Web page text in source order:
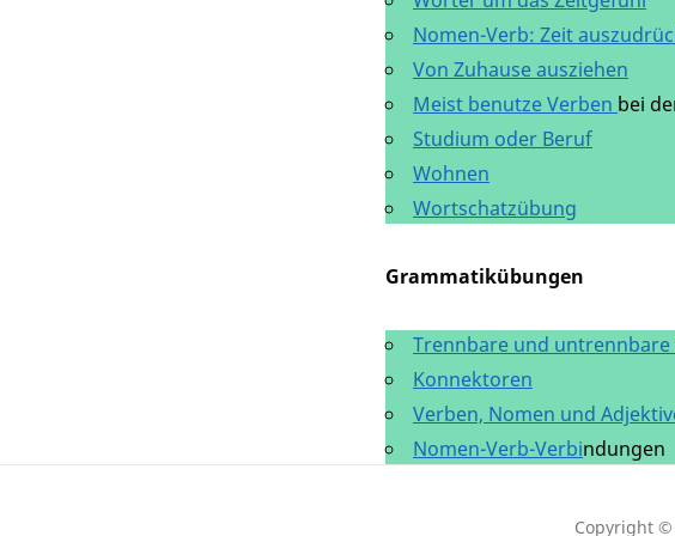
Nomen-Verb: Zeit
Von Zuhause ausziehen
Meist benutze Verben bei
Studium oder Beruf
Wohnen
Wortschatzübung
Grammatikübungen
Trennbare und untrennbare
Konnektoren
Verben, Nomen und
Nomen-Verb-Verbindungen
Copyright ©